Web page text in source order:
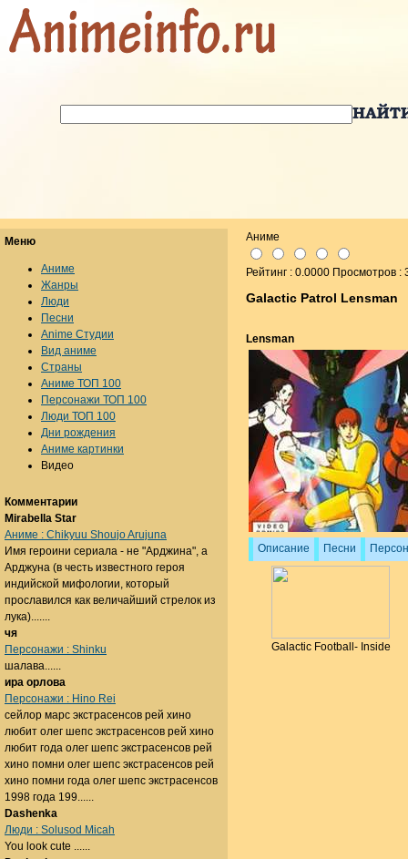
Аниме
Рейтинг : 0.0000 Просмотров :
Galactic Patrol Lensman
Lensman
Описание Песни
Galactic Football- Inside
Меню
Аниме
Жанры
Люди
Песни
Anime Студии
Вид аниме
Страны
Аниме ТОП 100
Персонажи ТОП 100
Люди ТОП 100
Дни рождения
Аниме картинки
Видео
Комментарии
Mirabella Star
Аниме : Chikyuu Shoujo Arujuna
Имя героини сериала - не "Арджина", а
Арджуна (в честь известного героя
индийской мифологии, который
прославился как величайший стрелок из
лука).......
чя
Персонажи : Shinku
шалава......
ира орлова
Персонажи : Hino Rei
сейлор марс экстрасенсов рей хино
любит олег шепс экстрасенсов рей хино
любит года олег шепс экстрасенсов рей
хино помни олег шепс экстрасенсов рей
хино помни года олег шепс экстрасенсов
1998 года 199......
Dashenka
Люди : Solusod Micah
You look cute ......